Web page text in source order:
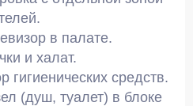
в палате.
и халат.
средств.
(душ, туалет) в блоке